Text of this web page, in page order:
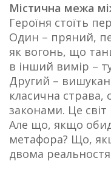
Містична межа
Героїня стоїть
Один – пряний,
як вогонь, що
в інший вимір –
Другий –
класична страва,
законами. Це світ
Але що, якщо
метафора? Що,
двома